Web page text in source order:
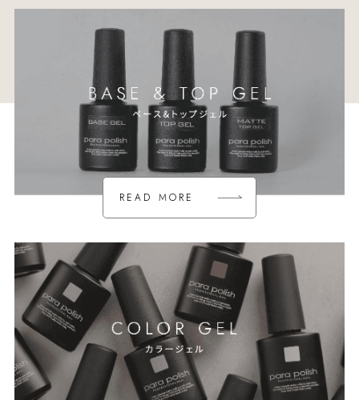
READ MORE
READ MORE
READ MORE